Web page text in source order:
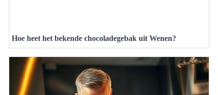
Hoe heet het bekende chocoladegebak uit Wenen?